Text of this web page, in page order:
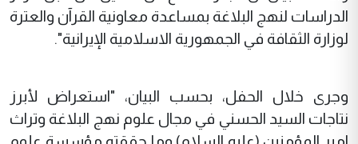
الدراسات لنهج البلاغة بمساعدة معاونية القرآن والعترة
لوزارة الثقافة في الجمهورية الاسلامية الإيرانية".
وجرى خلال الحفل، بحسب البيان، "استعراض لأبرز
نتاجات السيد الحسني في مجال علوم نهج البلاغة وتراث